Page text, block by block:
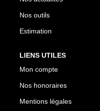
Nos outils
Estimation
LIENS UTILES
Mon compte
Nos honoraires
Mentions légales